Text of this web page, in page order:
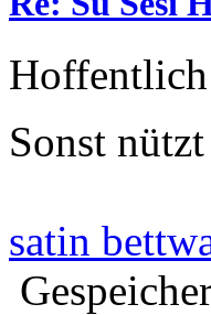
Sonst
satin